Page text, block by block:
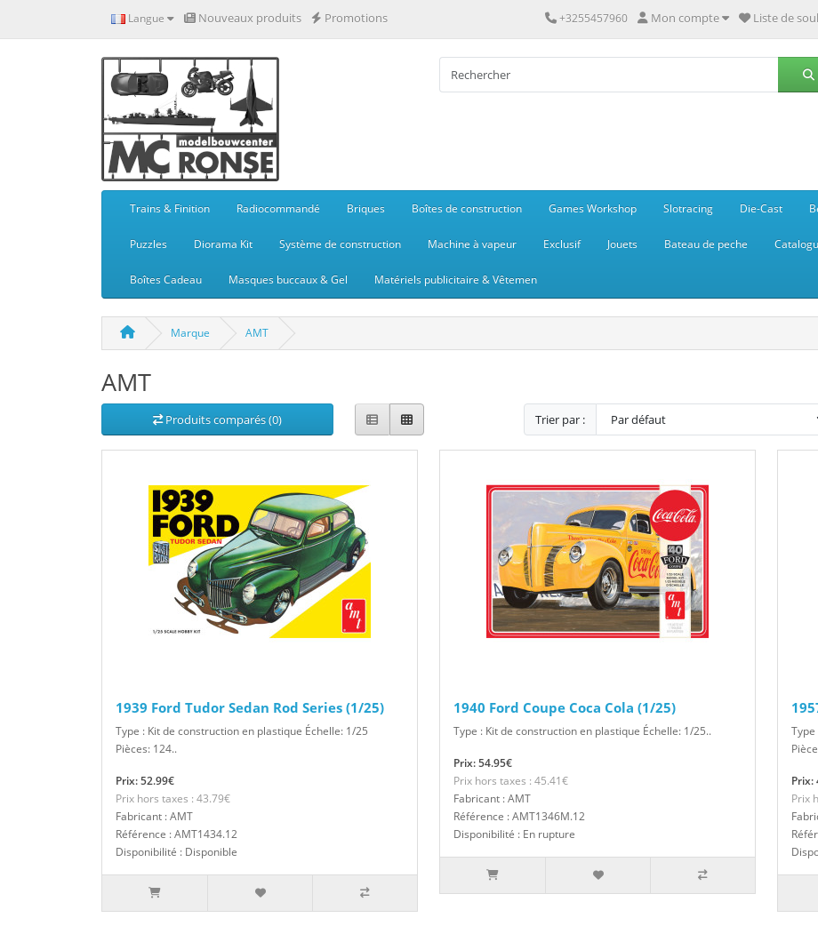
Langue Nouveaux produits Promotions +3255457960 Mon compte Liste de
Trains & Finition Radiocommandé Briques Boîtes de construction Games Workshop Slotracing Die-Cast
Puzzles Diorama Kit Système de construction Machine à vapeur Exclusif Jouets Bateau de peche
Boîtes Cadeau Masques buccaux & Gel Matériels publicitaire & Vêtemen
Marque AMT
AMT
Produits comparés (0) Trier par :
1939 Ford Tudor Sedan Rod Series (1/25)
Type : Kit de construction en plastique Échelle: 1/25
Pièces: 124..
Prix: 52.99€
Prix hors taxes : 43.79€
Fabricant : AMT
Référence : AMT1434.12
Disponibilité : Disponible
1940 Ford Coupe Coca Cola (1/25)
Type : Kit de construction en plastique Échelle: 1/25..
Prix: 54.95€
Prix hors taxes : 45.41€
Fabricant : AMT
Référence : AMT1346M.12
Disponibilité : En rupture
Prix:
Prix